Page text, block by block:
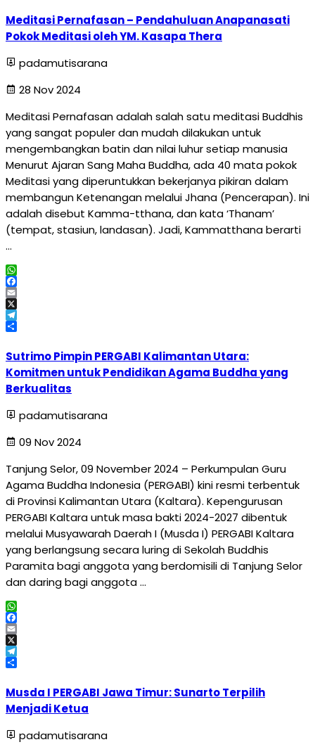
Meditasi Pernafasan – Pendahuluan Anapanasati
Pokok Meditasi oleh YM. Kasapa Thera
padamutisarana
28 Nov 2024
Meditasi Pernafasan adalah salah satu meditasi Buddhis
yang sangat populer dan mudah dilakukan untuk
mengembangkan batin dan nilai luhur setiap manusia
Menurut Ajaran Sang Maha Buddha, ada 40 mata pokok
Meditasi yang diperuntukkan bekerjanya pikiran dalam
membangun Ketenangan melalui Jhana (Pencerapan). Ini
adalah disebut Kamma-tthana, dan kata ‘Thanam’
(tempat, stasiun, landasan). Jadi, Kammatthana berarti
…
WhatsApp
Facebook
Email
X
Telegram
Sutrimo Pimpin PERGABI Kalimantan Utara:
Komitmen untuk Pendidikan Agama Buddha yang
Berkualitas
padamutisarana
09 Nov 2024
Tanjung Selor, 09 November 2024 – Perkumpulan Guru
Agama Buddha Indonesia (PERGABI) kini resmi terbentuk
di Provinsi Kalimantan Utara (Kaltara). Kepengurusan
PERGABI Kaltara untuk masa bakti 2024-2027 dibentuk
melalui Musyawarah Daerah I (Musda I) PERGABI Kaltara
yang berlangsung secara luring di Sekolah Buddhis
Paramita bagi anggota yang berdomisili di Tanjung Selor
dan daring bagi anggota …
WhatsApp
Facebook
Email
X
Telegram
Musda I PERGABI Jawa Timur: Sunarto Terpilih
Menjadi Ketua
padamutisarana